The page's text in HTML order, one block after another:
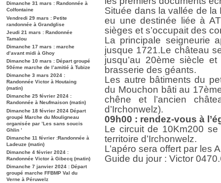
Dimanche 31 mars : Randonnée à
Colfontaine
Vendredi 29 mars : Petite
randonnée à Grandglise
Jeudi 21 mars : Randonnée
Tamalou
Dimanche 17 mars : marche
d’avant midi à Ghoy
Dimanche 10 mars : Départ groupé
50éme marche de l’amitié à Tubize
Dimanche 3 mars 2024 :
Randonnée Victor à Houtaing
(matin)
Dimanche 25 février 2024 :
Randonnée à Neufmaison (matin)
Dimanche 18 février 2024 Départ
groupé Marche du Mouligneau
organisée par ’Les sans soucis
Ghlin ’
Dimanche 11 février :Randonnée à
Ladeuze (matin)
Dimanche 4 février 2024 :
Randonnée Victor à Gibecq (matin)
Dimanche 7 janvier 2024 : Départ
groupé marche FFBMP Val du
Verne à Péruwelz
Située dans la vallée de
eu une destinée liée à
sièges et s’occupait des
La principale seigneurie
jusque 1721.Le château
jusqu’au 20ème siècle
brasserie des géants.
Les autre bâtiments du
du Mouchon bâti au
chêne et l’ancien
d’Irchonwelz).
09h00 : rendez-vous à
Le circuit de 10Km200
territoire d’Irchonwelz.
L’apéro sera offert par les
Guide du jour : Victor